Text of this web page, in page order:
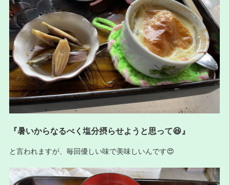
『暑いからなるべく塩分摂らせようと思って😆』
と言われますが、毎回優しい味で美味しいんです😍